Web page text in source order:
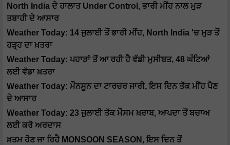
North India ਦੇ ਹਾਲਾਤ Under Control, ਭਾਰੀ ਮੀਂਹ ਨਾਲ ਮੁੜ
ਤਬਾਹੀ ਦੇ ਆਸਾਰ
Weather Today: 14 ਜੁਲਾਈ ਤੋਂ ਭਾਰੀ ਮੀਂਹ, North India 'ਚ ਮੁੜ ਤੋਂ
ਹੜ੍ਹ ਦਾ ਖ਼ਤਰਾ
Weather Today: ਪਹਾੜਾਂ ਤੋਂ ਆ ਰਹੀ ਹੈ ਵੱਡੀ ਮੁਸੀਬਤ, 48 ਘੰਟਿਆਂ
ਲਈ ਵੱਡਾ ਖ਼ਤਰਾ
Weather Today: ਮੌਨਸੂਨ ਦਾ ਟਾਰਚਰ ਜਾਰੀ, ਇਸ ਦਿਨ ਤੱਕ ਮੀਂਹ ਪੈਣ
ਦੇ ਆਸਾਰ
Weather Today: 23 ਜੁਲਾਈ ਤੱਕ ਮੌਸਮ ਖ਼ਰਾਬ, ਆਪਦਾ ਤੋਂ ਬਚਾਅ
ਲਈ ਕਰੋ ਅਰਦਾਸ
ਖ਼ਤਮ ਹੋਣ ਜਾ ਰਿਹੈ MONSOON SEASON, ਇਸ ਦਿਨ ਤੋਂ